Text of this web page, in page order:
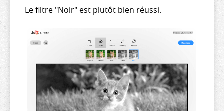
Le filtre "Noir" est plutôt bien réussi.